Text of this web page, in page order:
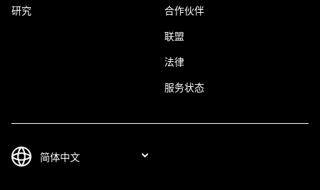
研究 合作伙伴
联盟
法律
服务状态